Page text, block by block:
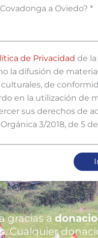
a Oviedo? *
de Privacidad de
la difusión de
de
en la utilización de
sus derechos de
3/2018, de 5
gracias a
. Cualquier